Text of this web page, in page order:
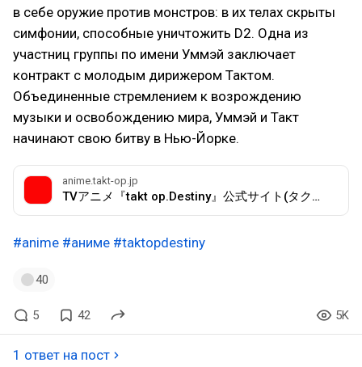
в себе оружие против монстров: в их телах скрыты
симфонии, способные уничтожить D2. Одна из
участниц группы по имени Уммэй заключает
контракт с молодым дирижером Тактом.
Объединенные стремлением к возрождению
музыки и освобождению мира, Уммэй и Такт
начинают свою битву в Нью-Йорке.
anime.takt-op.jp
TVアニメ『takt op.Destiny』公式サイト(タクトオーパス)
#anime #аниме #taktopdestiny
40
5 42 5K
1 ответ на пост